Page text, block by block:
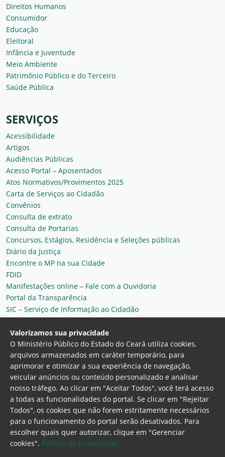
Direitos Humanos
Consumidor
Educação
Eleitoral
Infância e Juventude
Meio Ambiente
Patrimônio Público e do Terceiro
Saúde Pública
SERVIÇOS
Acessibilidade
Artigos
Audiências Públicas
Acesso Portal – Aposentados
Atos Normativos/Provimentos 2025
Carta de Serviços ao Cidadão
Convênios
Consulta de extrato
Consulta de Portarias
Concursos, Estágios, Residência e Seleções públicas
Diário da Justiça
Encontre o MP na sua Cidade
FDID
Manifestações online – Fale com a Ouvidoria
Portal da Transparência
SIC – Serviço de Informação ao Cidadão
Plantão MP do Ceará
Secretaria Geral
Ministério Público do Estado do Ceará
Procuradoria Geral de Justiça Av. Gen. Afonso
Albuquerque Lima, 130 - Cambeba - CEP:
Valorizamos sua privacidade
O Ministério Público do Estado do Ceará utiliza cookies,
arquivos armazenados em caráter temporário, para
aprimorar e otimizar a sua experiência de navegação,
veicular anúncios ou conteúdo personalizado e analisar
nosso tráfego. Ao clicar em "Aceitar Todos", você terá acesso
a todas as funcionalidades do portal. Se clicar em "Rejeitar
Todos", os cookies que não forem estritamente necessários
para o funcionamento do portal serão desativados. Para
escolher quais quer autorizar, clique em "Gerenciar
cookies". Politica de privacidade